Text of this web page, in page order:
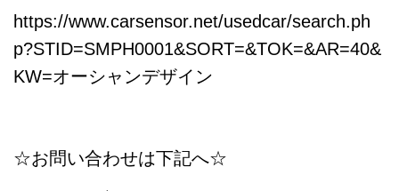
https://www.carsensor.net/usedcar/search.ph
p?STID=SMPH0001&SORT=&TOK=&AR=40&
KW=オーシャンデザイン
☆お問い合わせは下記へ☆